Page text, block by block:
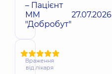
– Пацієнт
ММ
"Добробут"
27.07.2026
Враження
від лікаря